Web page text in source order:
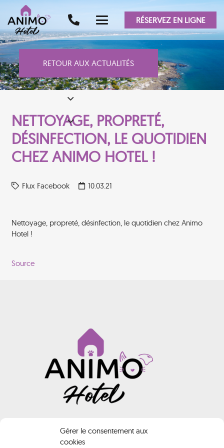
Gérer le consentement aux
cookies
RÉSERVEZ EN LIGNE
RETOUR AUX ACTUALITÉS
NETTOYAGE, PROPRETÉ,
DÉSINFECTION, LE QUOTIDIEN
CHEZ ANIMO HOTEL !
Flux Facebook 10.03.21
Nettoyage, propreté, désinfection, le quotidien chez Animo
Hotel !
Source